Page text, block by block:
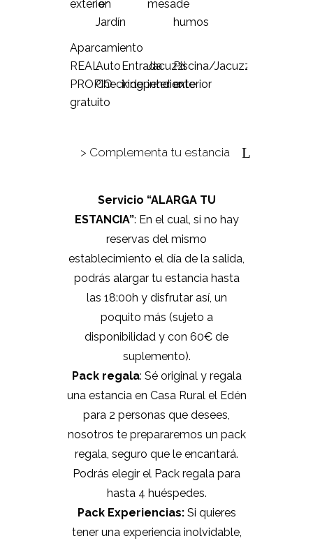
exterior
en
Jardín
mesade
humos
Aparcamiento
REAL
PROPIO
gratuito
Auto
Checking
Entrada
independiente
Jacuzzi
interior
Piscina/Jacuzzi
exterior
> Complementa tu estancia
Servicio “ALARGA TU
ESTANCIA”: En el cual, si no hay
reservas del mismo
establecimiento el día de la salida,
podrás alargar tu estancia hasta
las 18:00h y disfrutar así, un
poquito más (sujeto a
disponibilidad y con 60€ de
suplemento).
Pack regala: Sé original y regala
una estancia en Casa Rural el Edén
para 2 personas que desees,
nosotros te prepararemos un pack
regala, seguro que le encantará.
Podrás elegir el Pack regala para
hasta 4 huéspedes.
Pack Experiencias: Si quieres
tener una experiencia inolvidable,